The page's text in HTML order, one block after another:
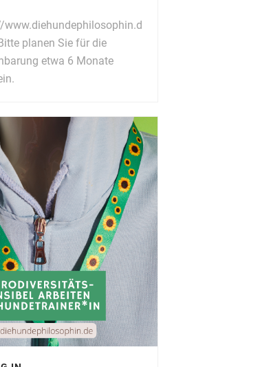
www.diehundephilosophin.d
planen Sie für die
etwa 6 Monate